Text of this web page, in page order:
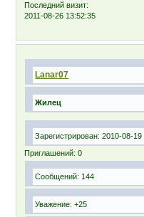
Последний визит:
2011-08-26 13:52:35
Lanar07
Жилец
Зарегистрирован: 2010-08-19
Приглашений: 0
Сообщений: 144
Уважение: +25